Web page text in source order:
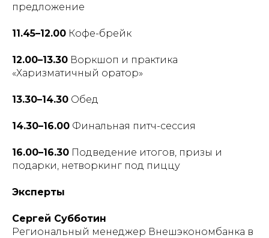
предложение
11.45–12.00 Кофе-брейк
12.00–13.30 Воркшоп и практика
«Харизматичный оратор»
13.30–14.30 Обед
14.30–16.00 Финальная питч-сессия
16.00–16.30 Подведение итогов, призы и
подарки, нетворкинг под пиццу
Эксперты
Сергей Субботин
Региональный менеджер Внешэкономбанка в